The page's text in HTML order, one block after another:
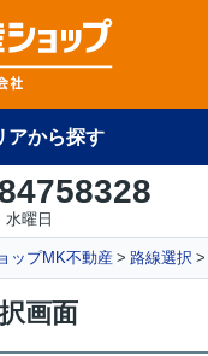
アから探す
水曜日
ップMK不動産 路線選択
画面